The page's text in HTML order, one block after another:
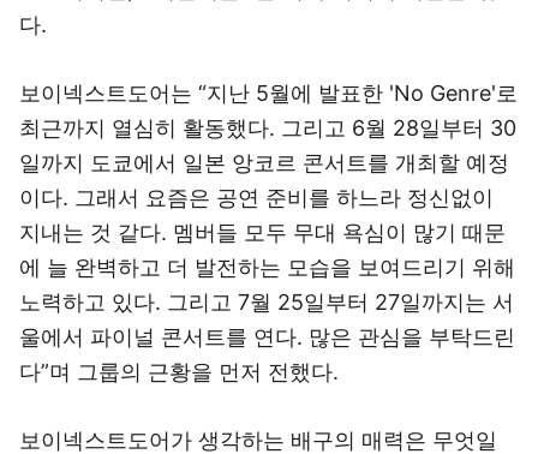
다.
보이넥스트도어는 “지난 5월에 발표한 'No Genre'로
최근까지 열심히 활동했다. 그리고 6월 28일부터 30
일까지 도쿄에서 일본 앙코르 콘서트를 개최할 예정
이다. 그래서 요즘은 공연 준비를 하느라 정신없이
지내는 것 같다. 멤버들 모두 무대 욕심이 많기 때문
에 늘 완벽하고 더 발전하는 모습을 보여드리기 위해
노력하고 있다. 그리고 7월 25일부터 27일까지는 서
울에서 파이널 콘서트를 연다. 많은 관심을 부탁드린
다”며 그룹의 근황을 먼저 전했다.
보이넥스트도어가 생각하는 배구의 매력은 무엇일